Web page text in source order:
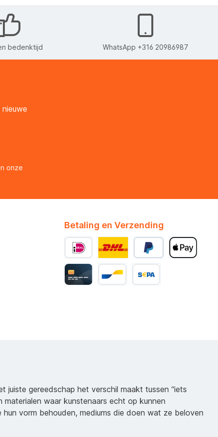
bedenktijd WhatsApp +316 20986987
onze
Betaling en Verzending
juiste gereedschap het verschil maakt tussen “iets
waar kunstenaars echt op kunnen
vorm behouden, mediums die doen wat ze beloven